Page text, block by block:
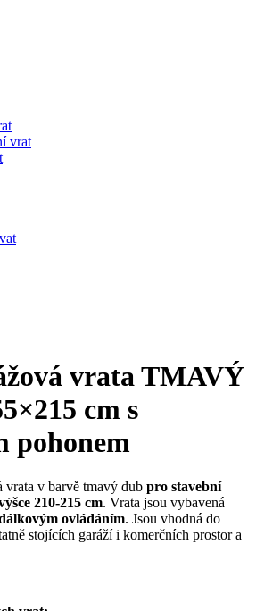
vrat
vrataTMAVÝ
cm s
pohonem
v barvě tmavý dub pro stavební
210-215 cm. Vrata jsou vybavená
ovládáním. Jsou vhodná do
stojících garáží i komerčních prostor a